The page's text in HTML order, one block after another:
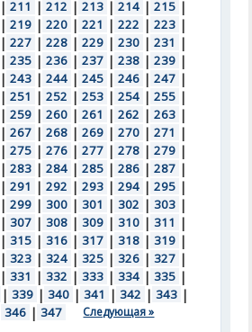
| 211 | 212 | 213 | 214 | 215 |
| 219 | 220 | 221 | 222 | 223 |
| 227 | 228 | 229 | 230 | 231 |
| 235 | 236 | 237 | 238 | 239 |
| 243 | 244 | 245 | 246 | 247 |
| 251 | 252 | 253 | 254 | 255 |
| 259 | 260 | 261 | 262 | 263 |
| 267 | 268 | 269 | 270 | 271 |
| 275 | 276 | 277 | 278 | 279 |
| 283 | 284 | 285 | 286 | 287 |
| 291 | 292 | 293 | 294 | 295 |
| 299 | 300 | 301 | 302 | 303 |
| 307 | 308 | 309 | 310 | 311 |
| 315 | 316 | 317 | 318 | 319 |
| 323 | 324 | 325 | 326 | 327 |
| 331 | 332 | 333 | 334 | 335 |
| 339 | 340 | 341 | 342 | 343 |
346 | 347 Следующая »